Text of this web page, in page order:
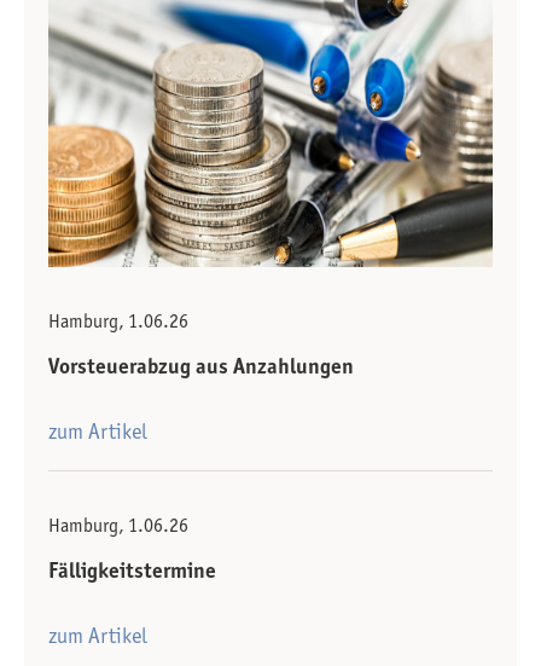
Hamburg, 1.06.26
Vorsteuerabzug aus Anzahlungen
zum Artikel
Hamburg, 1.06.26
Fälligkeitstermine
zum Artikel